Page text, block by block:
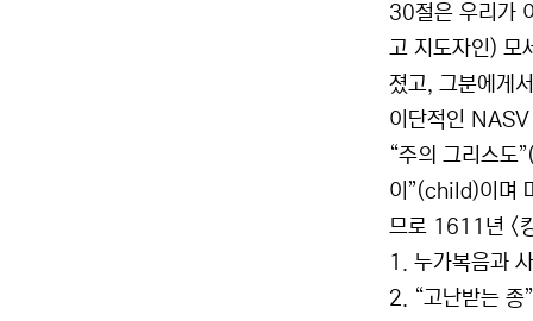
30절은 우리가
고 지도자인) 모
졌고, 그분에게
이단적인
“주의 그리스
이”(child)이며
므로 1611년 <
1. 누가복음과
2. “고난받는 종